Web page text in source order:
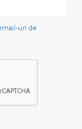
uri de